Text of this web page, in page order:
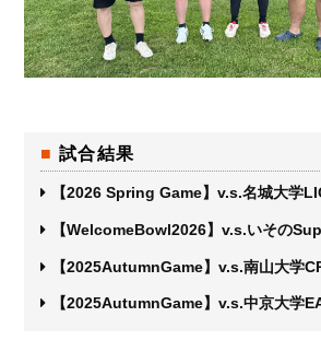
試合結果
【2026 Spring Game】v.s.名城大学
【WelcomeBowl2026】v.s.いその
【2025AutumnGame】v.s.南山大学
【2025AutumnGame】v.s.中京大学